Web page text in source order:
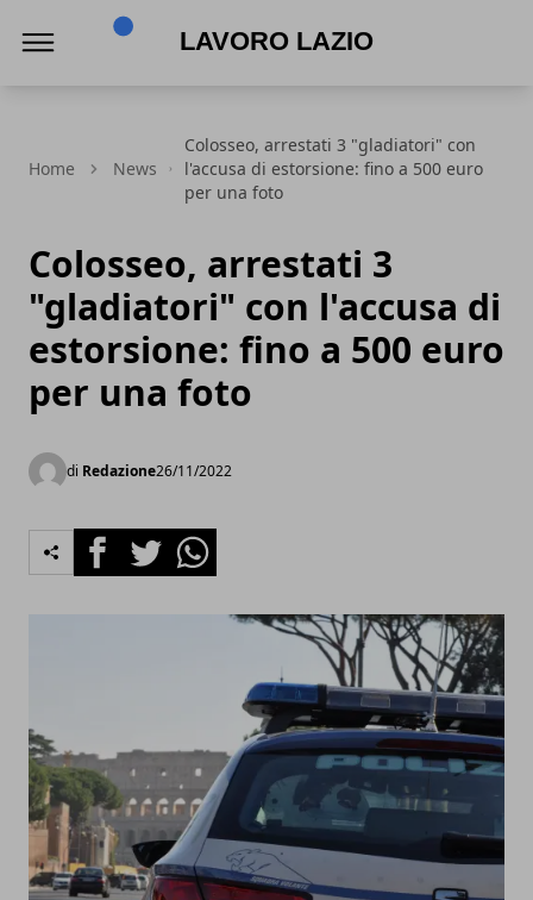
Home News
Colosseo, arrestati 3 "gladiatori" con
l'accusa di estorsione: fino a 500 euro
per una foto
Colosseo, arrestati 3
"gladiatori" con l'accusa di
estorsione: fino a 500 euro
per una foto
di Redazione26/11/2022
FacebookTwitterWhatsapp